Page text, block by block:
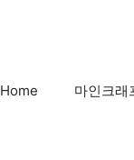
Home 마인크래